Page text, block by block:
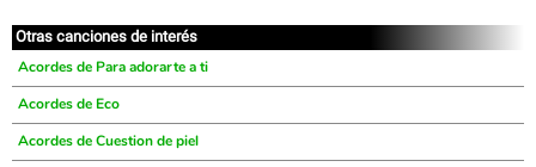
Otras canciones de interés
Acordes de Para adorarte a ti
Acordes de Eco
Acordes de Cuestion de piel